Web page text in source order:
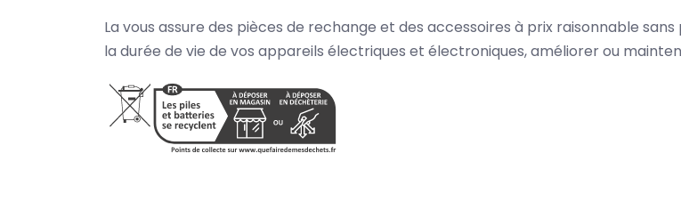
La vous assure des pièces de rechange et des accessoires à prix raisonnable
la durée de vie de vos appareils électriques et électroniques, améliorer ou